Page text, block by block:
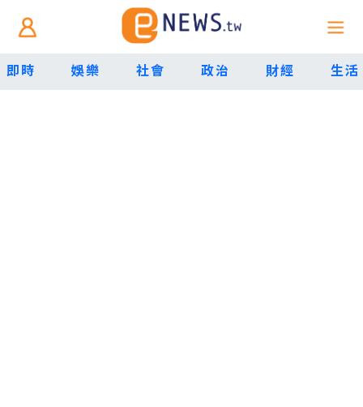
即時 娛樂 社會 政治 財經 生活